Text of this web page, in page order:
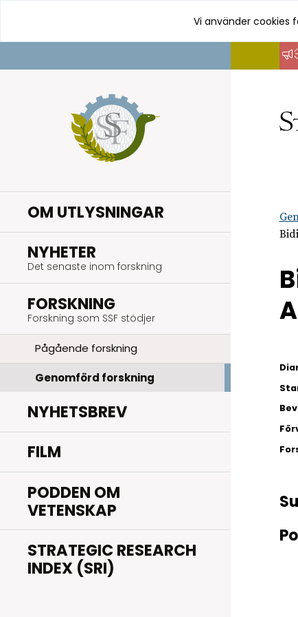
innehåll
Vi använder cookies
OM UTLYSNINGAR
NYHETER
Det senaste inom forskning
FORSKNING
Forskning som SSF stödjer
Pågående forskning
Genomförd forskning
NYHETSBREV
FILM
PODDEN OM
VETENSKAP
STRATEGIC RESEARCH
INDEX (SRI)